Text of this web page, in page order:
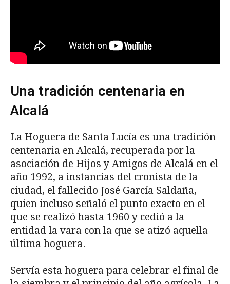
Una tradición centenaria en
Alcalá
La Hoguera de Santa Lucía es una tradición
centenaria en Alcalá, recuperada por la
asociación de Hijos y Amigos de Alcalá en el
año 1992, a instancias del cronista de la
ciudad, el fallecido José García Saldaña,
quien incluso señaló el punto exacto en el
que se realizó hasta 1960 y cedió a la
entidad la vara con la que se atizó aquella
última hoguera.
Servía esta hoguera para celebrar el final de